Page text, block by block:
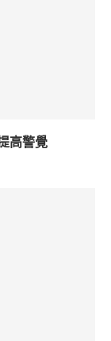
高警覺